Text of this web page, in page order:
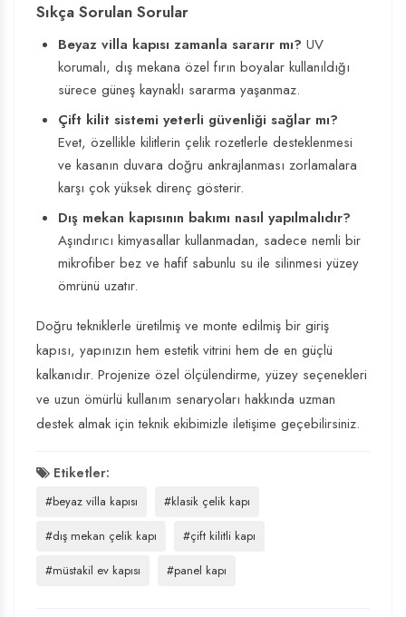
Sıkça Sorulan Sorular
Beyaz villa kapısı zamanla sararır mı? UV
korumalı, dış mekana özel fırın boyalar kullanıldığı
sürece güneş kaynaklı sararma yaşanmaz.
Çift kilit sistemi yeterli güvenliği sağlar mı?
Evet, özellikle kilitlerin çelik rozetlerle desteklenmesi
ve kasanın duvara doğru ankrajlanması zorlamalara
karşı çok yüksek direnç gösterir.
Dış mekan kapısının bakımı nasıl yapılmalıdır?
Aşındırıcı kimyasallar kullanmadan, sadece nemli bir
mikrofiber bez ve hafif sabunlu su ile silinmesi yüzey
ömrünü uzatır.
Doğru tekniklerle üretilmiş ve monte edilmiş bir giriş
kapısı, yapınızın hem estetik vitrini hem de en güçlü
kalkanıdır. Projenize özel ölçülendirme, yüzey seçenekleri
ve uzun ömürlü kullanım senaryoları hakkında uzman
destek almak için teknik ekibimizle iletişime geçebilirsiniz.
Etiketler:
#beyaz villa kapısı
#klasik çelik kapı
#dış mekan çelik kapı
#çift kilitli kapı
#müstakil ev kapısı
#panel kapı